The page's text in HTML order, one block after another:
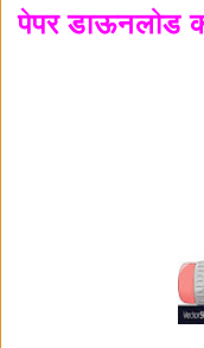
पेपर डाऊनलोड